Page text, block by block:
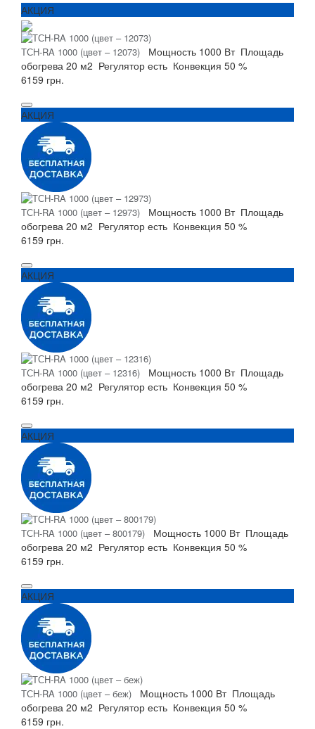
АКЦИЯ
ТСH-RA 1000 (цвет – 12073) Мощность 1000 Вт Площадь
обогрева 20 м2 Регулятор есть Конвекция 50 %
6159 грн.
АКЦИЯ
ТСH-RA 1000 (цвет – 12973) Мощность 1000 Вт Площадь
обогрева 20 м2 Регулятор есть Конвекция 50 %
6159 грн.
АКЦИЯ
ТСH-RA 1000 (цвет – 12316) Мощность 1000 Вт Площадь
обогрева 20 м2 Регулятор есть Конвекция 50 %
6159 грн.
АКЦИЯ
ТСH-RA 1000 (цвет – 800179) Мощность 1000 Вт Площадь
обогрева 20 м2 Регулятор есть Конвекция 50 %
6159 грн.
АКЦИЯ
ТСH-RA 1000 (цвет – беж) Мощность 1000 Вт Площадь
обогрева 20 м2 Регулятор есть Конвекция 50 %
6159 грн.